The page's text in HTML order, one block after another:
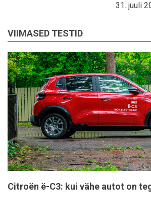
31. juuli
VIIMASED TESTID
Citroën ë-C3: kui vähe autot on